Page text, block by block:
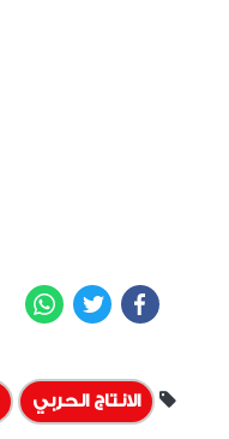
Facebook
Twitter
الانتاج الحربي